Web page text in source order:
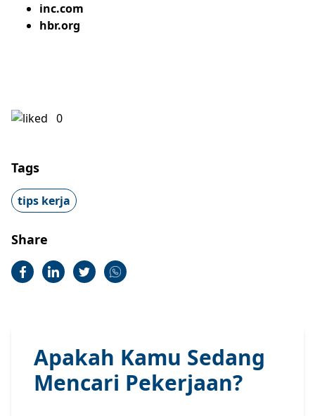
inc.com
hbr.org
0
Tags
tips kerja
Share
Apakah Kamu Sedang
Mencari Pekerjaan?